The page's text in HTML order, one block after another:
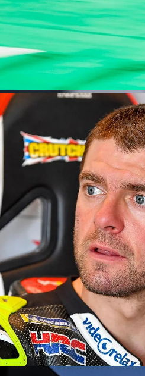
sakatlananJohann